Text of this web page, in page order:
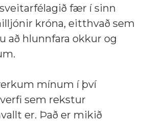
fær í sinn
króna, eitthvað sem
að hlunnfara okkur og
mínum í því
sem rekstur
er. Það er mikið